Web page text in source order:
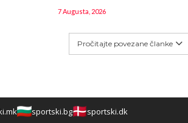
7 Augusta, 2026
Pročitajte povezane članke
sportski.bg sportski.dk